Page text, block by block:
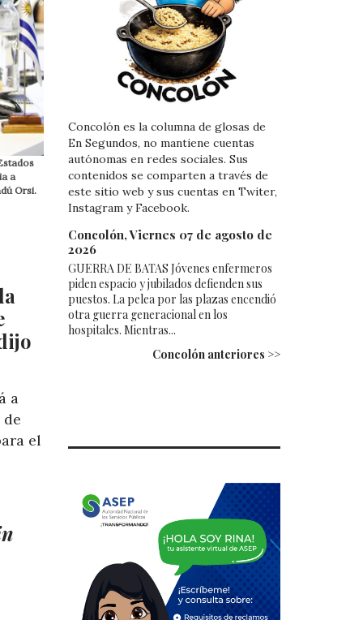
a
Orsi.
a
el
Concolón es la columna de glosas de
En Segundos, no mantiene cuentas
autónomas en redes sociales. Sus
contenidos se comparten a través de
este sitio web y sus cuentas en Twiter,
Instagram y Facebook.
Concolón, Viernes 07 de agosto de
2026
GUERRA DE BATAS Jóvenes enfermeros
piden espacio y jubilados defienden sus
puestos. La pelea por las plazas encendió
otra guerra generacional en los
hospitales. Mientras...
Concolón anteriores >>